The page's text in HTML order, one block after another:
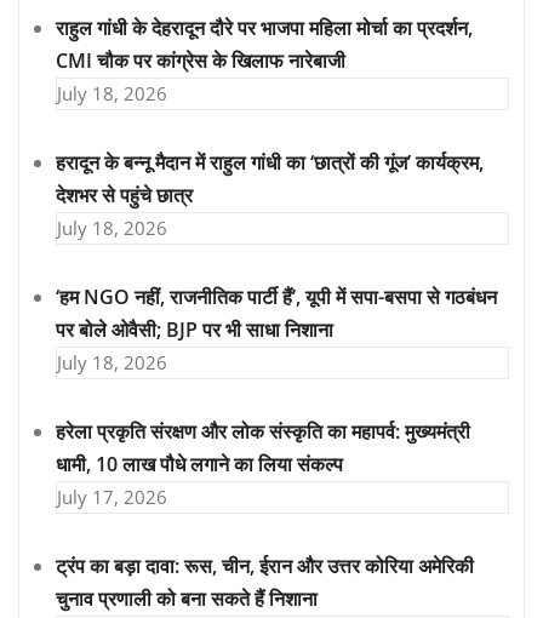
राहुल गांधी के देहरादून दौरे पर भाजपा महिला मोर्चा का प्रदर्शन,
CMI चौक पर कांग्रेस के खिलाफ नारेबाजी
July 18, 2026
हरादून के बन्नू मैदान में राहुल गांधी का ‘छात्रों की गूंज’ कार्यक्रम,
देशभर से पहुंचे छात्र
July 18, 2026
‘हम NGO नहीं, राजनीतिक पार्टी हैं’, यूपी में सपा-बसपा से गठबंधन
पर बोले ओवैसी; BJP पर भी साधा निशाना
July 18, 2026
हरेला प्रकृति संरक्षण और लोक संस्कृति का महापर्व: मुख्यमंत्री
धामी, 10 लाख पौधे लगाने का लिया संकल्प
July 17, 2026
ट्रंप का बड़ा दावा: रूस, चीन, ईरान और उत्तर कोरिया अमेरिकी
चुनाव प्रणाली को बना सकते हैं निशाना